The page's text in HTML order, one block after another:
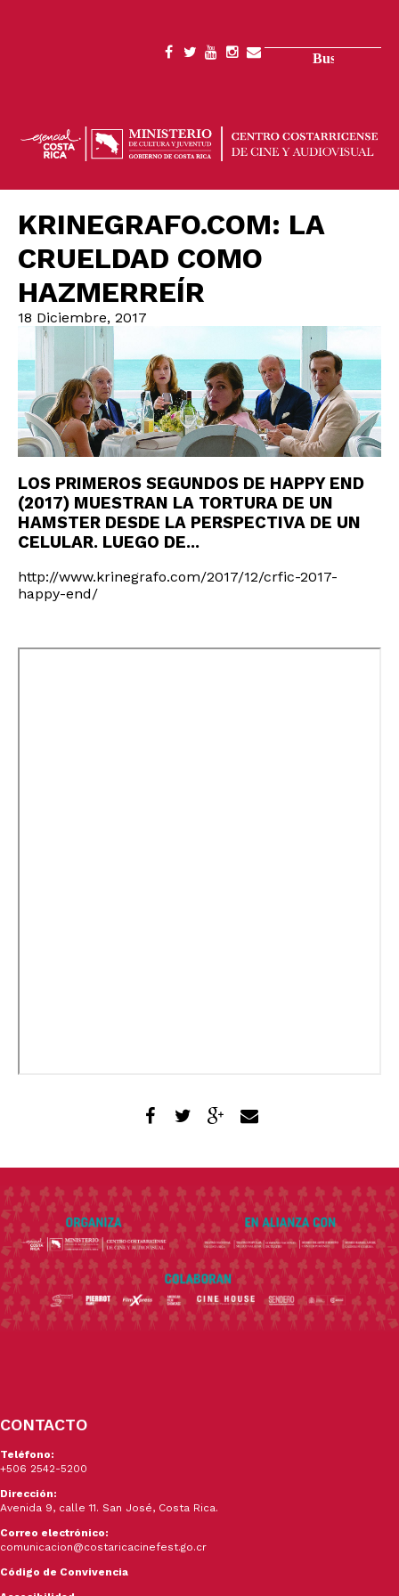
SOCIAL
KRINEGRAFO.COM: LA
CRUELDAD COMO
HAZMERREÍR
18 Diciembre, 2017
LOS PRIMEROS SEGUNDOS DE HAPPY END
(2017) MUESTRAN LA TORTURA DE UN
HAMSTER DESDE LA PERSPECTIVA DE UN
CELULAR. LUEGO DE...
http://www.krinegrafo.com/2017/12/crfic-2017-
happy-end/
CONTACTO
Teléfono:
+506 2542-5200
Dirección:
Avenida 9, calle 11. San José, Costa Rica.
Correo electrónico:
comunicacion@costaricacinefest.go.cr
Código de Convivencia